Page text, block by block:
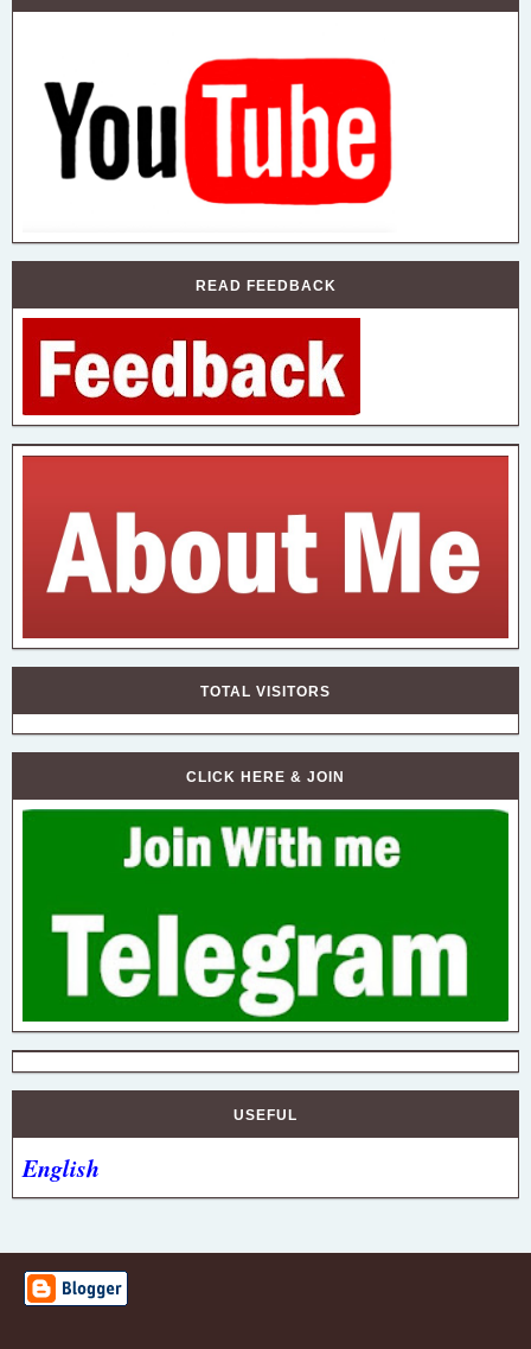
READ FEEDBACK
TOTAL VISITORS
CLICK HERE & JOIN
USEFUL
English